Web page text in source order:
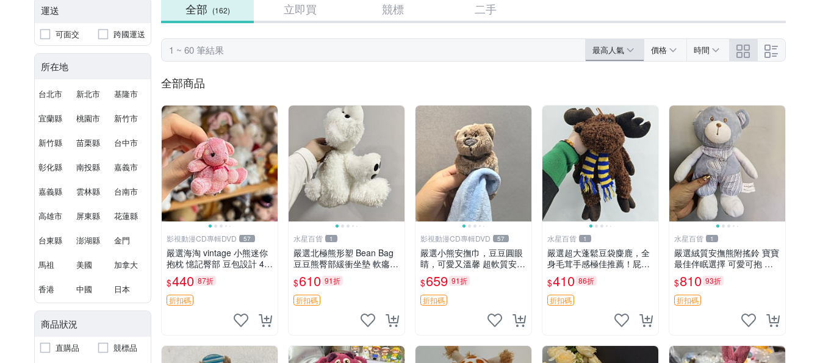
運送
可面交 跨國運送
所在地
台北市 新北市 基隆市
宜蘭縣 桃園市 新竹市
新竹縣 苗栗縣 台中市
彰化縣 南投縣 嘉義市
嘉義縣 雲林縣 台南市
高雄市 屏東縣 花蓮縣
台東縣 澎湖縣 金門
馬祖 美國 加拿大
香港 中國 日本
商品狀況
直購品
競標品
全部 (162) 立即買 競標 二手
1 ~ 60 筆結果 最高人氣 價格 時間
全部商品
影視動漫CD專輯DVD 57
嚴選海淘 vintage 小熊迷你
抱枕 憶記臀部 豆包設計 4c
m 高 推薦收藏 迷你豆包小
熊、高臀部、豆袋抱枕
$440 87折
折扣碼
水星百貨 1
嚴選北極熊形塑 Bean Bag
豆豆熊臀部緩衝坐墊 軟癟癟
舒壓設計 保暖又實用 適合
久坐放松 推薦居家使用 RU
SS系列 豆豆熊屁屁坐墊 3D
顆粒結構
$610 91折
折扣碼
影視動漫CD專輯DVD 57
嚴選小熊安撫巾，豆豆圓眼
睛，可愛又溫馨 超軟質安撫
巾，豆豆設計，哄睡好幫手
約克豆豆眼安撫巾 數碼豆豆
眼
$659 91折
折扣碼
水星百貨 1
嚴選超大蓬鬆豆袋麋鹿，全
身毛茸手感極佳推薦！屁股
與四肢填充均勻，適合收藏
與孩童共賞。 麋鹿 豆袋 毛
茸玩具
$410 86折
折扣碼
水星百貨 1
嚴選絨質安撫熊附搖鈴 寶寶
最佳伴眠選擇 可愛可抱 絨
毛玩具 安撫熊 嬰兒用
$810 93折
折扣碼